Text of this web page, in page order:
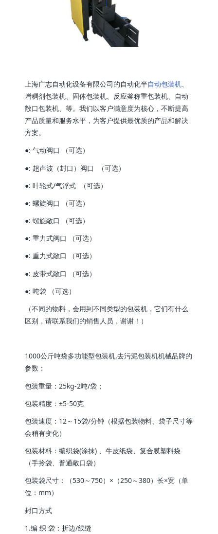
上海广志自动化设备有限公司的自动化半自动包装机、
增稠剂包装机、固体包装机、反应釜称重包装机、自动
敞口包装机、等。我们以客户满意度为核心，不断提高
产品质量和服务水平，为客户提供最优质的产品和解决
方案。
●: 气动阀口 （可选）
●: 超声波（封口）阀口 （可选）
●: 叶轮式/气浮式 （可选）
●: 螺旋阀口 （可选）
●: 螺旋敞口 （可选）
●: 重力式阀口 （可选）
●: 重力式敞口 （可选）
●: 皮带式敞口 （可选）
●: 吨袋 （可选）
（不同的物料，会用到不同类型的包装机，它们有什么
区别，请联系我们的销售人员，谢谢！）
1000公斤吨袋多功能型包装机,去污泥包装机机械品牌的
参数：
包装重量：25kg-2吨/袋；
包装精度：±5-50克
包装速度：12～15袋/分钟（根据包装物料、袋子尺寸等
会稍有变化）
包装材料：编织袋(涂抹) 、牛皮纸袋、复合膜塑料袋
（手拎袋、普通敞口袋）
包装袋尺寸：（530～750）×（250～380）长×宽（单
位：mm）
封口方式
1.编 织 袋：折边/线缝